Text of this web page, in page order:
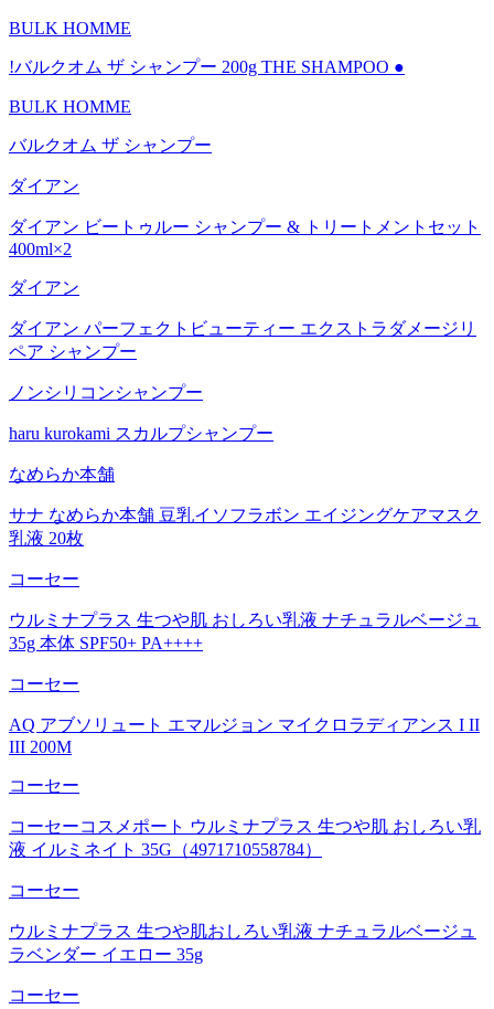
BULK HOMME
!バルクオム ザ シャンプー 200g THE SHAMPOO ●
BULK HOMME
バルクオム ザ シャンプー
ダイアン
ダイアン ビートゥルー シャンプー & トリートメントセット
400ml×2
ダイアン
ダイアン パーフェクトビューティー エクストラダメージリ
ペア シャンプー
ノンシリコンシャンプー
haru kurokami スカルプシャンプー
なめらか本舗
サナ なめらか本舗 豆乳イソフラボン エイジングケアマスク
乳液 20枚
コーセー
ウルミナプラス 生つや肌 おしろい乳液 ナチュラルベージュ
35g 本体 SPF50+ PA++++
コーセー
AQ アブソリュート エマルジョン マイクロラディアンス I II
III 200M
コーセー
コーセーコスメポート ウルミナプラス 生つや肌 おしろい乳
液 イルミネイト 35G（4971710558784）
コーセー
ウルミナプラス 生つや肌おしろい乳液 ナチュラルベージュ
ラベンダー イエロー 35g
コーセー